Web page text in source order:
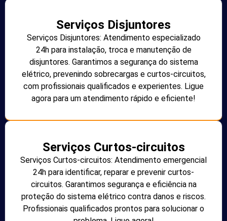
Serviços Disjuntores
Serviços Disjuntores: Atendimento especializado
24h para instalação, troca e manutenção de
disjuntores. Garantimos a segurança do sistema
elétrico, prevenindo sobrecargas e curtos-circuitos,
com profissionais qualificados e experientes. Ligue
agora para um atendimento rápido e eficiente!
Serviços Curtos-circuitos
Serviços Curtos-circuitos: Atendimento emergencial
24h para identificar, reparar e prevenir curtos-
circuitos. Garantimos segurança e eficiência na
proteção do sistema elétrico contra danos e riscos.
Profissionais qualificados prontos para solucionar o